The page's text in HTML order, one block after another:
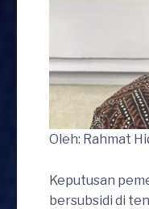
Oleh: Rahmat
Keputusan
bersubsidi di